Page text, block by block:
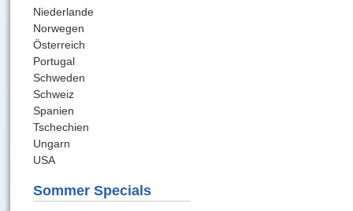
Niederlande
Norwegen
Österreich
Portugal
Schweden
Schweiz
Spanien
Tschechien
Ungarn
USA
Sommer Specials